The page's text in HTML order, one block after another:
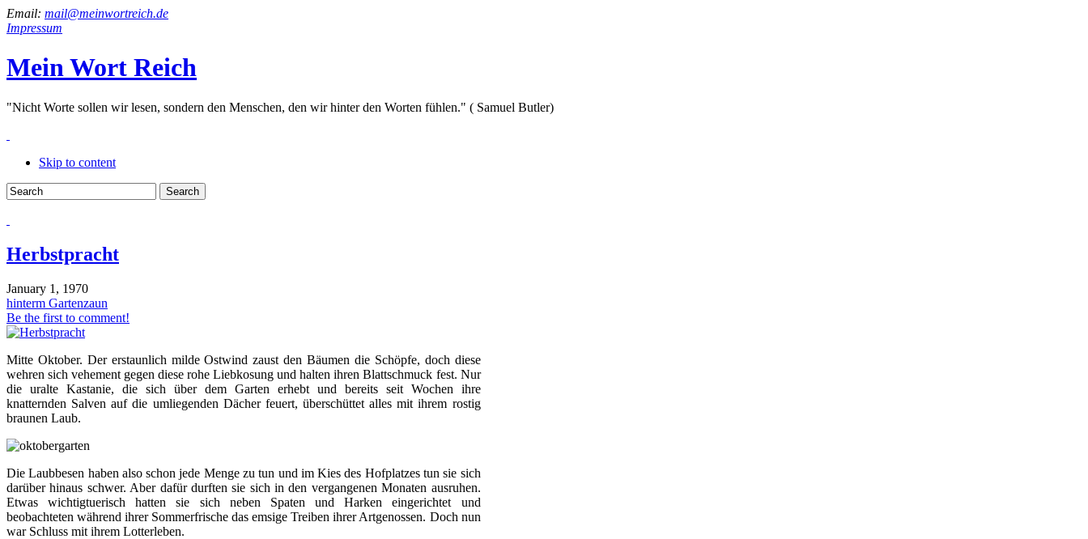
Email: mail@meinwortreich.de
Impressum
Mein Wort Reich
"Nicht Worte sollen wir lesen, sondern den Menschen, den wir hinter den Worten fühlen." ( Samuel Butler)
Skip to content
Herbstpracht
January 1, 1970
hinterm Gartenzaun
Be the first to comment!
Mitte Oktober. Der erstaunlich milde Ostwind zaust den Bäumen die Schöpfe, doch diese
wehren sich vehement gegen diese rohe Liebkosung und halten ihren Blattschmuck fest. Nur
die uralte Kastanie, die sich über dem Garten erhebt und bereits seit Wochen ihre
knatternden Salven auf die umliegenden Dächer feuert, überschüttet alles mit ihrem rostig
braunen Laub.
Die Laubbesen haben also schon jede Menge zu tun und im Kies des Hofplatzes tun sie sich
darüber hinaus schwer. Aber dafür durften sie sich in den vergangenen Monaten ausruhen.
Etwas wichtigtuerisch hatten sie sich neben Spaten und Harken eingerichtet und
beobachteten während ihrer Sommerfrische das emsige Treiben ihrer Artgenossen. Doch nun
war Schluss mit ihrem Lotterleben.